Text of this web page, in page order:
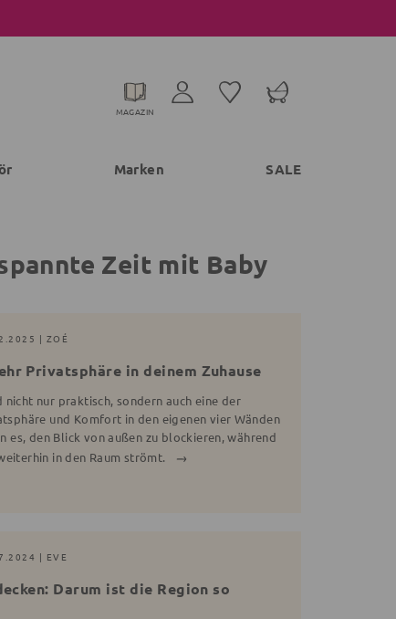
MAGAZIN
Marken SALE
Zeit mit Baby
| ZOÉ
Privatsphäre in deinem Zuhause
nur praktisch, sondern auch eine der
und Komfort in den eigenen vier Wänden
es, den Blick von außen zu blockieren, während
in den Raum strömt.
| EVE
Darum ist die Region so